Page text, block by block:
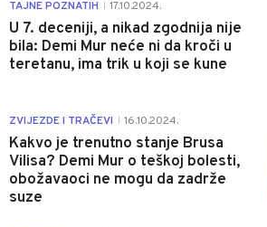
TAJNE POZNATIH 17.10.2024.
U 7. deceniji, a nikad zgodnija nije
bila: Demi Mur neće ni da kroči u
teretanu, ima trik u koji se kune
ZVIJEZDE I TRAČEVI 16.10.2024.
Kakvo je trenutno stanje Brusa
Vilisa? Demi Mur o teškoj bolesti,
obožavaoci ne mogu da zadrže
suze